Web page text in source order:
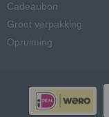
Cadeaubon
Groot verpakking
Opruiming